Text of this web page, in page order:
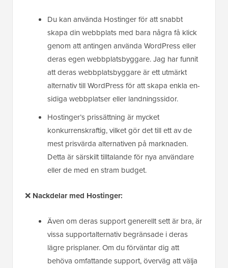
Du kan använda Hostinger för att snabbt
skapa din webbplats med bara några få klick
genom att antingen använda WordPress eller
deras egen webbplatsbyggare. Jag har funnit
att deras webbplatsbyggare är ett utmärkt
alternativ till WordPress för att skapa enkla en-
sidiga webbplatser eller landningssidor.
Hostinger’s prissättning är mycket
konkurrenskraftig, vilket gör det till ett av de
mest prisvärda alternativen på marknaden.
Detta är särskilt tilltalande för nya användare
eller de med en stram budget.
❌ Nackdelar med Hostinger:
Även om deras support generellt sett är bra, är
vissa supportalternativ begränsade i deras
lägre prisplaner. Om du förväntar dig att
behöva omfattande support, överväg att välja